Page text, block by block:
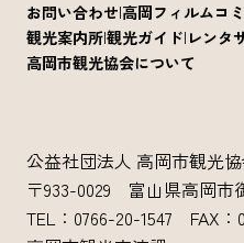
お問い合わせ 高岡フィルムコ
観光案内所観光ガイド レンタ
高岡市観光協会について
公益社団法人 高岡市観光
〒933-0029 富山県高岡市
TEL：0766-20-1547 FAX：